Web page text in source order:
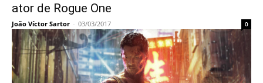
ator de Rogue One
João Víctor Sartor - 03/03/2017 0